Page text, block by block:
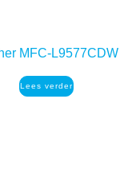
MFC-L9577CDW
Lees verder